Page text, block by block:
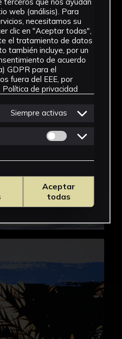
web (análisis). Para
necesitamos su
clic en "Aceptar todas",
el tratamiento de datos
también incluye, por un
de acuerdo
GDPR para el
fuera del EEE, por
Política de privacidad
Siempre activas
Permitir cookies
Aceptar
todas